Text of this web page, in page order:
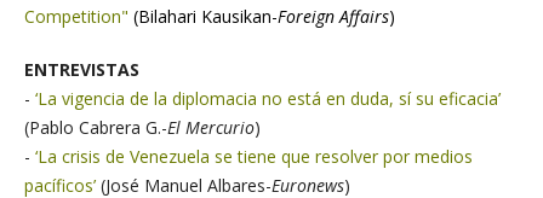
Competition" (Bilahari Kausikan-Foreign Affairs)
ENTREVISTAS
- ‘La vigencia de la diplomacia no está en duda, sí su eficacia’
(Pablo Cabrera G.-El Mercurio)
- ‘La crisis de Venezuela se tiene que resolver por medios
pacíficos’ (José Manuel Albares-Euronews)